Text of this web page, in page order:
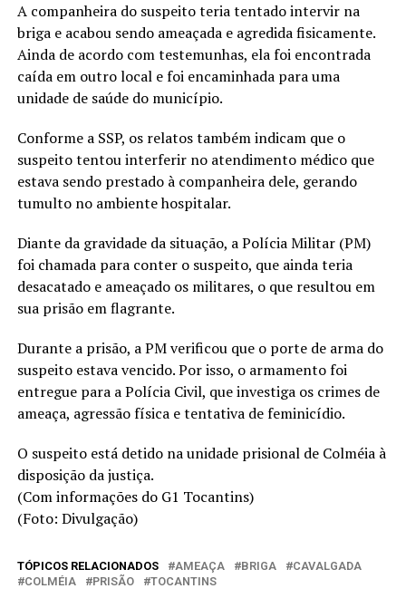
A companheira do suspeito teria tentado intervir na
briga e acabou sendo ameaçada e agredida fisicamente.
Ainda de acordo com testemunhas, ela foi encontrada
caída em outro local e foi encaminhada para uma
unidade de saúde do município.
Conforme a SSP, os relatos também indicam que o
suspeito tentou interferir no atendimento médico que
estava sendo prestado à companheira dele, gerando
tumulto no ambiente hospitalar.
Diante da gravidade da situação, a Polícia Militar (PM)
foi chamada para conter o suspeito, que ainda teria
desacatado e ameaçado os militares, o que resultou em
sua prisão em flagrante.
Durante a prisão, a PM verificou que o porte de arma do
suspeito estava vencido. Por isso, o armamento foi
entregue para a Polícia Civil, que investiga os crimes de
ameaça, agressão física e tentativa de feminicídio.
O suspeito está detido na unidade prisional de Colméia à
disposição da justiça.
(Com informações do G1 Tocantins)
(Foto: Divulgação)
TÓPICOS RELACIONADOS AMEAÇA BRIGA
CAVALGADA
COLMÉIA
PRISÃO TOCANTINS